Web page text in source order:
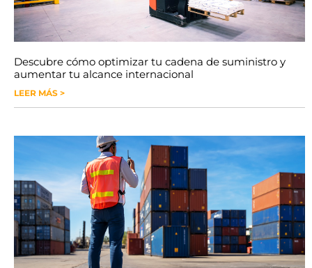
Descubre cómo optimizar tu cadena de suministro y
aumentar tu alcance internacional
LEER MÁS >